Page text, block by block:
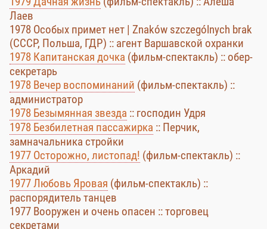
Лаев
1978 Особых примет нет | Znaków szczególnych brak
(СССР, Польша, ГДР) :: агент Варшавской охранки
1978 Капитанская дочка (фильм-спектакль) :: обер-
секретарь
1978 Вечер воспоминаний (фильм-спектакль) ::
администратор
1978 Безымянная звезда :: господин Удря
1978 Безбилетная пассажирка :: Перчик,
замначальника стройки
1977 Осторожно, листопад! (фильм-спектакль) ::
Аркадий
1977 Любовь Яровая (фильм-спектакль) ::
распорядитель танцев
1977 Вооружен и очень опасен :: торговец
секретами